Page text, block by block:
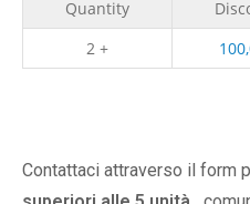
Quantity
2 +
Contattaci attraverso il form